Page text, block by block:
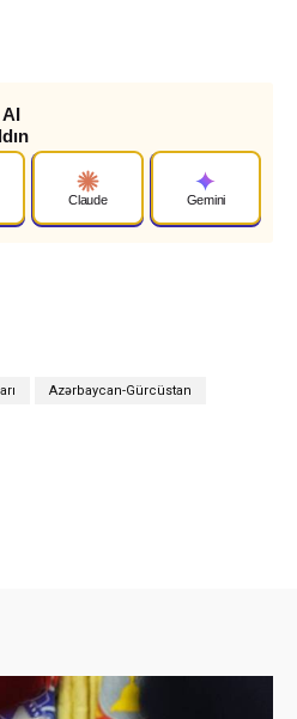
AI
Claude Gemini
Azərbaycan-Gürcüstan